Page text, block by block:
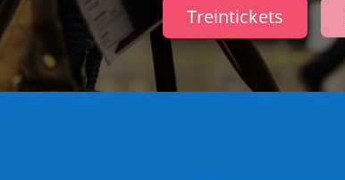
Treintickets